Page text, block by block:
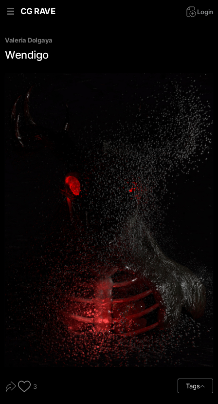
CG RAVE Login
Valeria Dolgaya
Wendigo
3 Tags